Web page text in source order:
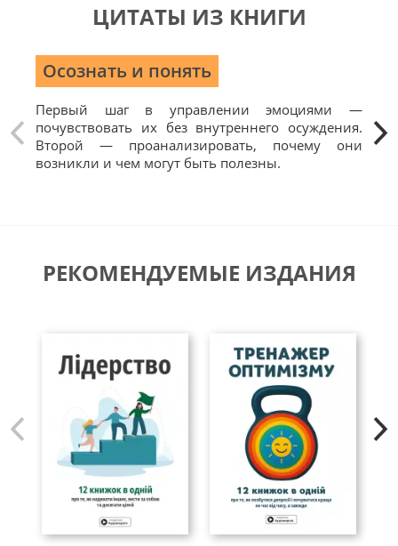
ЦИТАТЫ ИЗ КНИГИ
Осознать и понять
Первый шаг в управлении эмоциями —
почувствовать их без внутреннего осуждения.
Второй — проанализировать, почему они
возникли и чем могут быть полезны.
РЕКОМЕНДУЕМЫЕ ИЗДАНИЯ